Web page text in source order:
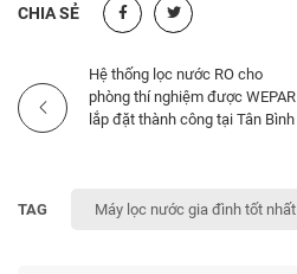
CHIA SẺ
Hệ thống lọc nước RO cho
phòng thí nghiệm được WEPAR
lắp đặt thành công tại Tân Bình
TAG Máy lọc nước gia đình tốt nhất